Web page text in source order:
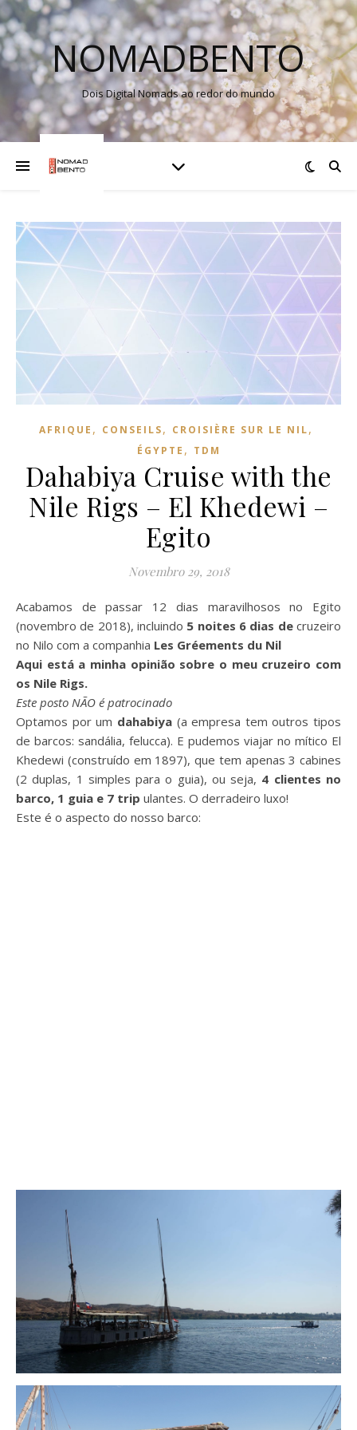
NOMADBENTO
Dois Digital Nomads ao redor do mundo
AFRIQUE , CONSEILS, CROISIÈRE SUR LE NIL,
ÉGYPTE , TDM
Dahabiya Cruise with the
Nile Rigs – El Khedewi –
Egito
Novembro 29, 2018
Acabamos de passar 12 dias maravilhosos no Egito
(novembro de 2018), incluindo 5 noites 6 dias decruzeiro
no Nilo com a companhia Les Gréements du Nil
Aqui está a minha opinião sobre o meu cruzeiro com
os Nile Rigs.
Este posto NÃO é patrocinado
Optamos por um dahabiya(a empresa tem outros tipos
de barcos: sandália, felucca). E pudemos viajar no mítico El
Khedewi (construído em 1897), que tem apenas 3 cabines
(2 duplas, 1 simples para o guia), ou seja, 4 clientes no
barco, 1 guia e 7 trip ulantes. O derradeiro luxo!
Este é o aspecto do nosso barco: